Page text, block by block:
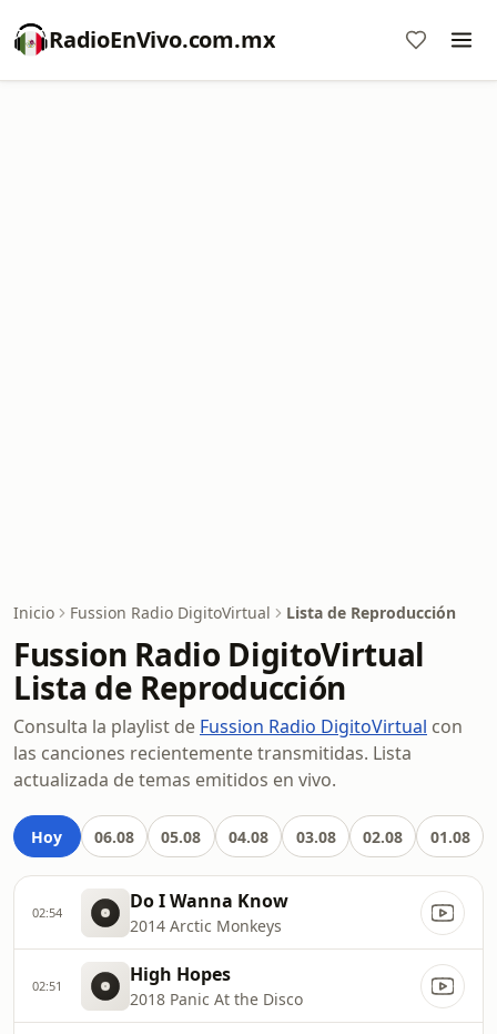
RadioEnVivo.com.mx
Inicio Fussion Radio DigitoVirtual Lista de Reproducción
Fussion Radio DigitoVirtual
Lista de Reproducción
Consulta la playlist de Fussion Radio DigitoVirtual con
las canciones recientemente transmitidas. Lista
actualizada de temas emitidos en vivo.
Hoy 06.08 05.08 04.08 03.08 02.08 01.08
02:54 Do I Wanna Know
2014 Arctic Monkeys
02:51 High Hopes
2018 Panic At the Disco